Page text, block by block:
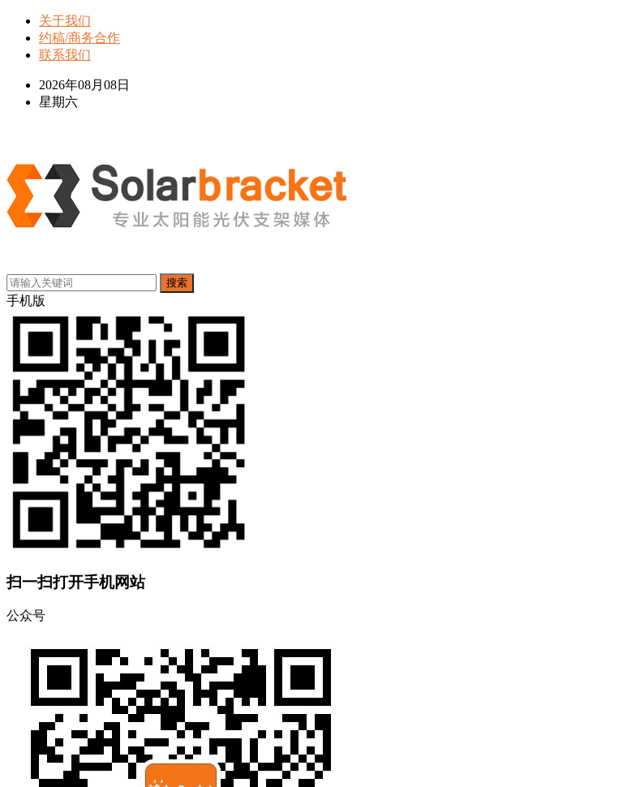
关于我们
约稿/商务合作
联系我们
2026年08月08日
星期六
搜索
手机版
扫一扫打开手机网站
公众号